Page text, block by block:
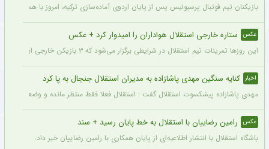
بازیکنان تیم فوتبال پرسپولیس پس از پایان اردوی آماده‌سازی ترکیه، امروز با
عکس ستاره خارجی استقلال هواداران را امیدوار کرد + عکس
این روزها تمرینات تیم استقلال در شرایطی برگزار می‌شود که ۳ بازیکن خارجی این تیم با قدرت در کنار دیگر بازیکنان داخلی استقلال مشغول تمرین کردن هستند.
اخبار کنایه سنگین مهدی پاشازاده به مدیران استقلال جنجال به پا کرد
مهدی پاشازاده پیشکسوت استقلال گفت : استقلال فعلا فقط منتظر مانده و وضعیت
عکس رامین رضاییان با استقلال به خط پایان رسید + سند
باشگاه استقلال با انتشار اطلاعیه‌ای از پایان همکاری با رامین رضاییان خبر داد.